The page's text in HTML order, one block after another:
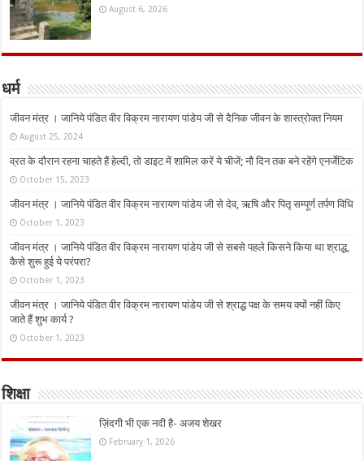
August 6, 2026
धर्म
जीवन मंत्र । जानिये पंडित वीर विक्रम नारायण पांडेय जी से दैनिक जीवन के शास्त्रोक्त नियम
August 25, 2024
व्रत के दौरान रहना चाहते हैं हेल्दी, तो डाइट में शामिल करें ये चीजें; नौ दिन तक बने रहेंगे एनर्जेटिक
October 15, 2023
जीवन मंत्र । जानिये पंडित वीर विक्रम नारायण पांडेय जी से देव, ऋषि और पितृ सम्पूर्ण तर्पण विधि
October 1, 2023
जीवन मंत्र । जानिये पंडित वीर विक्रम नारायण पांडेय जी से सबसे पहले किसने किया था श्राद्ध,
कैसे शुरू हुई ये परंपरा?
October 1, 2023
जीवन मंत्र । जानिये पंडित वीर विक्रम नारायण पांडेय जी से श्राद्ध पक्ष के समय क्यों नहीं किए
जाते हैं शुभ कार्य ?
October 1, 2023
शिक्षा
ज़िंदगी भी एक नदी है- अजय शेखर
February 1, 2026